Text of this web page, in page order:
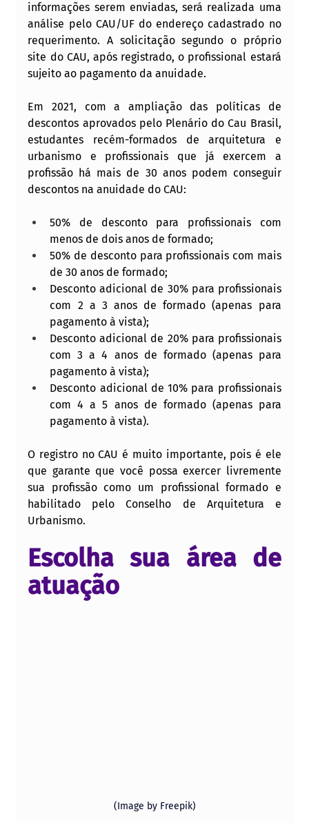
informações serem enviadas, será realizada uma
análise pelo CAU/UF do endereço cadastrado no
requerimento. A solicitação segundo o próprio
site do CAU, após registrado, o profissional estará
sujeito ao pagamento da anuidade.
Em 2021, com a ampliação das políticas de
descontos aprovados pelo Plenário do Cau Brasil,
estudantes recém-formados de arquitetura e
urbanismo e profissionais que já exercem a
profissão há mais de 30 anos podem conseguir
descontos na anuidade do CAU:
50% de desconto para profissionais com
menos de dois anos de formado;
50% de desconto para profissionais com mais
de 30 anos de formado;
Desconto adicional de 30% para profissionais
com 2 a 3 anos de formado (apenas para
pagamento à vista);
Desconto adicional de 20% para profissionais
com 3 a 4 anos de formado (apenas para
pagamento à vista);
Desconto adicional de 10% para profissionais
com 4 a 5 anos de formado (apenas para
pagamento à vista).
O registro no CAU é muito importante, pois é ele
que garante que você possa exercer livremente
sua profissão como um profissional formado e
habilitado pelo Conselho de Arquitetura e
Urbanismo.
Escolha sua área de
atuação
(Image by Freepik)